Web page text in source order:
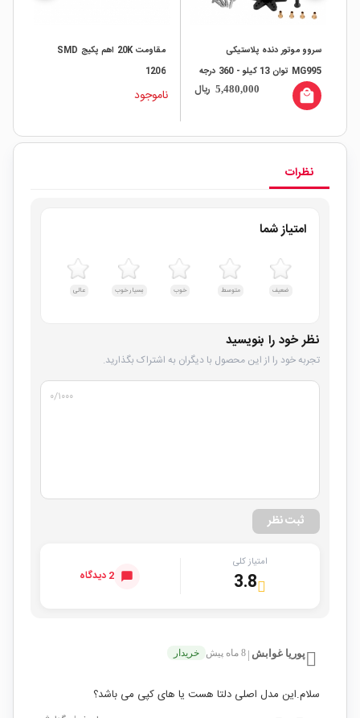
1206
ناموجود
مقاومت 2.2K اهم 1/4w
ناموجود
نظرات
امتیاز شما
ضعیف متوسط خوب بسیار خوب عالی
نظر خود را بنویسید
تجربه خود را از این محصول با دیگران به اشتراک بگذارید.
۰/۱۰۰۰
ثبت نظر
امتیاز کلی
3.8 2 دیدگاه
پوریا غوابش 8 ماه پیش خریدار
سلام.این مدل اصلی دلتا هست یا های کپی می باشد؟